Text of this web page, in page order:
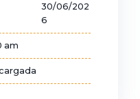
30/06/202
6
am